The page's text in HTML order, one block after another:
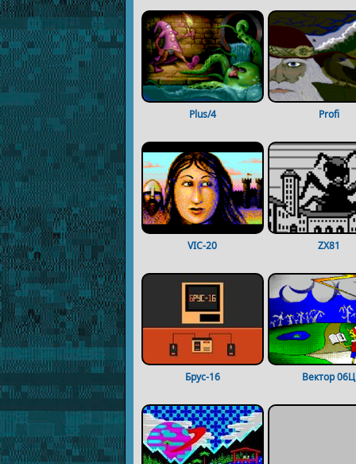
Plus/4 Profi
VIC-20 ZX81
Брус-16 Вектор 06Ц